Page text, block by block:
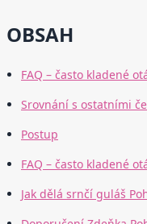
OBSAH
FAQ – často kladené
Srovnání s ostatními
Postup
FAQ – často kladené
Jak dělá srnčí guláš